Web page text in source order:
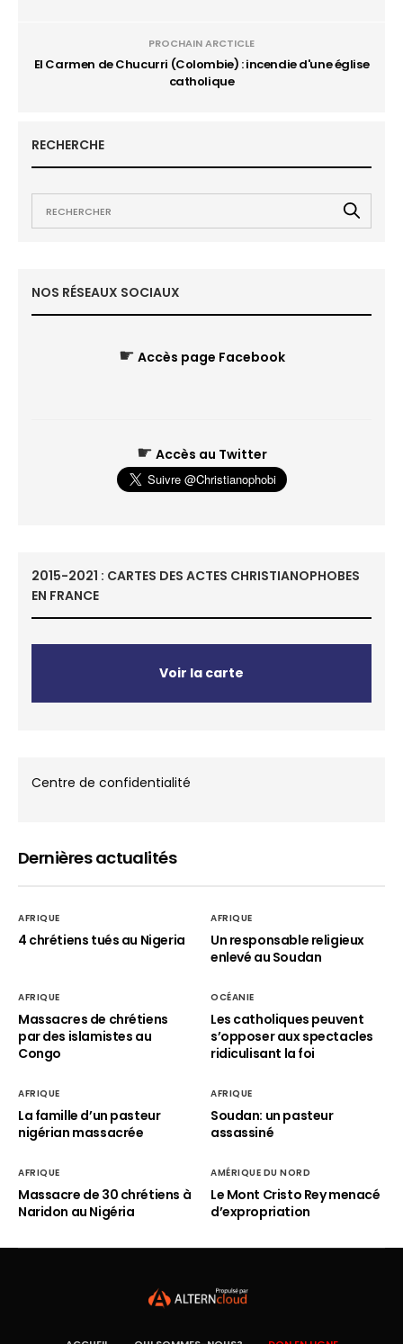
PROCHAIN ARCTICLE
El Carmen de Chucurri (Colombie) : incendie d'une église
catholique
RECHERCHE
NOS RÉSEAUX SOCIAUX
☛ Accès page Facebook
☛ Accès au Twitter
2015-2021 : CARTES DES ACTES CHRISTIANOPHOBES
EN FRANCE
Voir la carte
Centre de confidentialité
Dernières actualités
AFRIQUE
4 chrétiens tués au Nigeria
AFRIQUE
Un responsable religieux
enlevé au Soudan
AFRIQUE
Massacres de chrétiens
par des islamistes au
Congo
OCÉANIE
Les catholiques peuvent
s’opposer aux spectacles
ridiculisant la foi
AFRIQUE
La famille d’un pasteur
nigérian massacrée
AFRIQUE
Soudan: un pasteur
assassiné
AFRIQUE
Massacre de 30 chrétiens à
Naridon au Nigéria
AMÉRIQUE DU NORD
Le Mont Cristo Rey menacé
d’expropriation